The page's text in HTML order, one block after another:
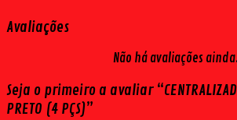
Avaliações
Não há avaliações ainda.
Seja o primeiro a avaliar
PRETO (4 PÇS)”